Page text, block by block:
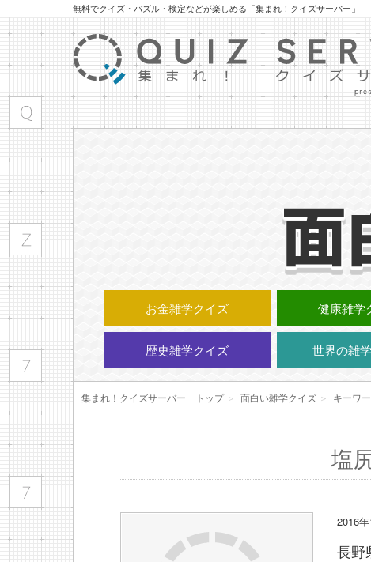
無料でクイズ・パズル・検定などが楽しめる「集まれ！クイズサーバー」
お金雑学クイズ 健康雑学
歴史雑学クイズ 世界の雑
集まれ！クイズサーバー トップ＞ 面白い雑学クイズ ＞ キーワ
塩
2016
長野